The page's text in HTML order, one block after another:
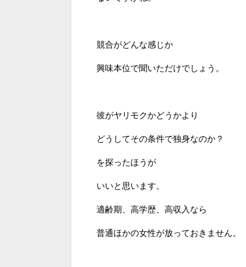
競合がどんな感じか
興味本位で聞いただけでしょう。
彼がヤリモクかどうかより
どうしてその条件で独身なのか？
を探ったほうが
いいと思います。
適齢期、高学歴、高収入なら
普通ほかの女性が放っておきません。